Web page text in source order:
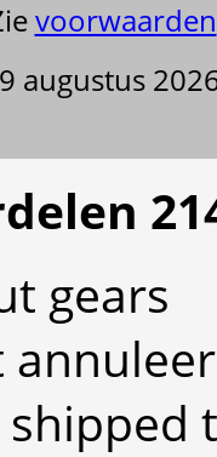
voorwaarden
augustus
gears